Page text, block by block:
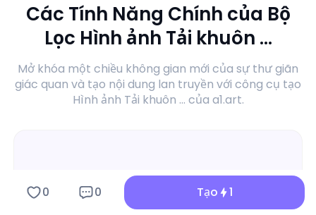
Các Tính Năng Chính của Bộ
Lọc Hình ảnh Tải khuôn ...
Mở khóa một chiều không gian mới của sự thư giãn
giác quan và tạo nội dung lan truyền với công cụ tạo
Hình ảnh Tải khuôn ... của a1.art.
0 0 Tạo 1